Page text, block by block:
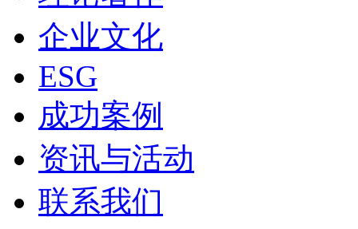
企业文化
ESG
成功案例
资讯与活动
联系我们